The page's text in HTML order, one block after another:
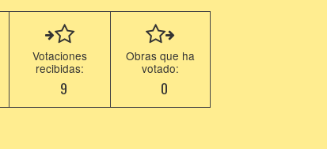
Votaciones
recibidas:
9
Obras que ha
votado:
0